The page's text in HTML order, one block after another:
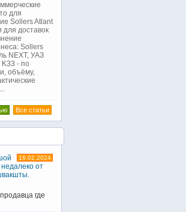
для
Sollers Atlant
для доставок
Sollers
NEXT, УАЗ
- по
объёму,
Все статьи
16.02.2024
недалеко от
где